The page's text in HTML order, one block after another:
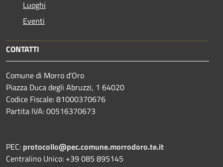
Luoghi
Eventi
CONTATTI
Comune di Morro d'Oro
Piazza Duca degli Abruzzi, 1 64020
Codice Fiscale: 81000370676
Partita IVA: 00516370673
PEC: protocollo@pec.comune.morrodoro.te.it
Centralino Unico: +39 085 895145